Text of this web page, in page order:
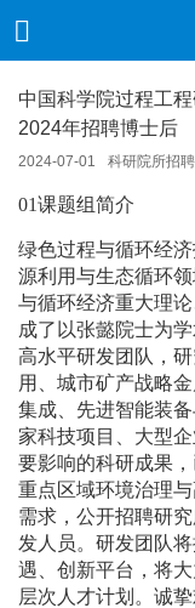
中国科学院过程工
2024年招聘博士后
2024-07-01 科研院所招聘
01课题组简介
绿色过程与循环经
源利用与生态循环
与循环经济重大理
成了以张懿院士为
高水平研发团队，
用、城市矿产战略
集成、先进智能装
家科技项目、大型
要影响的科研成果
重点区域环境治理
需求，公开招聘研
发人员。研发团队
遇、创新平台，将
层次人才计划。诚